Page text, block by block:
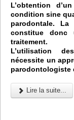
L’obtention
condition sine
parodontale. La
constitue
traitement.
L’utilisation
nécessite un
parodontologiste
Lire la suite...